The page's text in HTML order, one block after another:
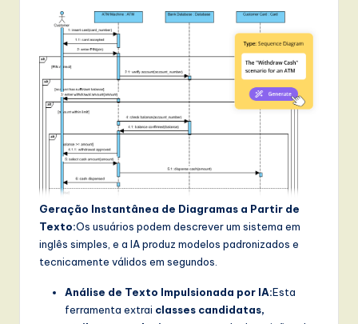
Geração Instantânea de Diagramas a Partir de
Texto:Os usuários podem descrever um sistema em
inglês simples, e a IA produz modelos padronizados e
tecnicamente válidos em segundos.
Análise de Texto Impulsionada por IA:Esta
ferramenta extrai classes candidatas,